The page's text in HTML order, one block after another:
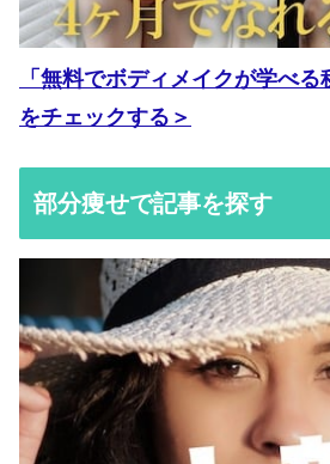
「無料でボディメイクが学べ
をチェックする＞
部分痩せで記事を探す